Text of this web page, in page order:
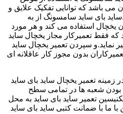
باشد که توانایی تفکیک علایق و
بای ساید سامسونگ از به
یخچال استفاده می کند و هر مورد
که فقط تعمیرکار مجاز یخچال ساید
نماید.و سپردن تعمیر یخچال ساید
بدون مجوز کار عاقلانه ای
سابقه 25 سال در زمینه تعمیر یخچال ساید بای ساید
بودن شعبه ها در تمامی سطح
از 30 دقیقه تکنیسین تعمیر ساید بای ساید به محل
ما با ضمانت کتبی ساید بای ساید